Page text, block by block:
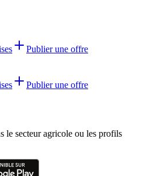
Publier une offre
Publier une offre
le secteur agricole ou les profils